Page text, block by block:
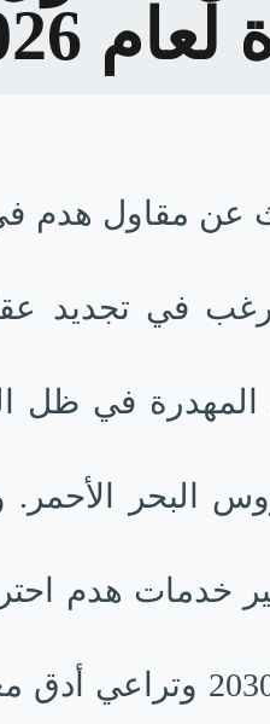
2026
عن مقاول هدم
في تجديد
المهدرة في ظل
البحر الأحمر.
خدمات هدم
السعودية 2030